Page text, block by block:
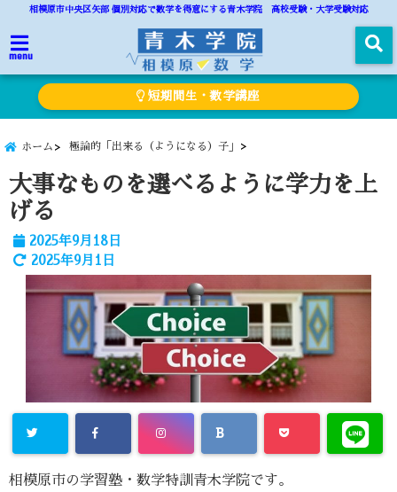
相模原市中央区矢部 個別対応で数学を得意にする青木学院 高校受験・大学受験対応
menu
短期間生・数学講座
ホーム 極論的「出来る（ようになる）子」
大事なものを選べるように学力を上
げる
2025年9月18日
2025年9月1日
相模原市の学習塾・数学特訓青木学院です。